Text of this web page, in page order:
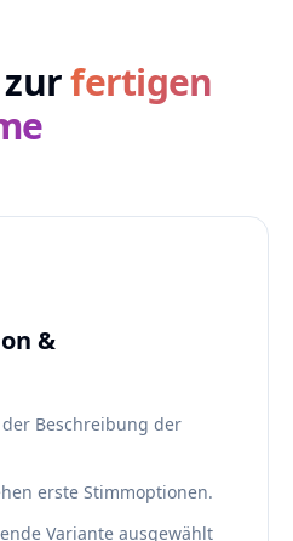
fertigen
&
Beschreibung der
erste Stimmoptionen.
Variante ausgewählt